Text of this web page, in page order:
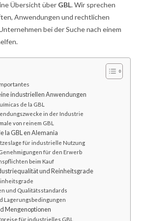
Übersicht über GBL. Wir sprechen
Anwendungen und rechtlichen
bei der Suche nach einem
industriellen Anwendungen
de la GBL
in der Industrie
von reinem GBL
la GBL en Alemania
für industrielle Nutzung
für den Erwerb
beim Kauf
und Reinheitsgrade
und Qualitätsstandards
Lagerungsbedingungen
Mengenoptionen
für industrielles GBL